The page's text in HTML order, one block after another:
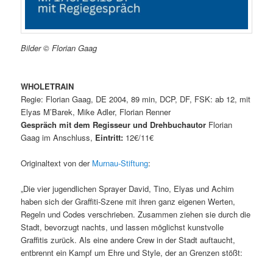
Bilder © Florian Gaag
WHOLETRAIN
Regie: Florian Gaag, DE 2004, 89 min, DCP, DF, FSK: ab 12, mit
Elyas M’Barek, Mike Adler, Florian Renner
Gespräch mit dem Regisseur und Drehbuchautor Florian
Gaag im Anschluss, Eintritt: 12€/11€
Originaltext von der Murnau-Stiftung:
„Die vier jugendlichen Sprayer David, Tino, Elyas und Achim
haben sich der Graffiti-Szene mit ihren ganz eigenen Werten,
Regeln und Codes verschrieben. Zusammen ziehen sie durch die
Stadt, bevorzugt nachts, und lassen möglichst kunstvolle
Graffitis zurück. Als eine andere Crew in der Stadt auftaucht,
entbrennt ein Kampf um Ehre und Style, der an Grenzen stößt: